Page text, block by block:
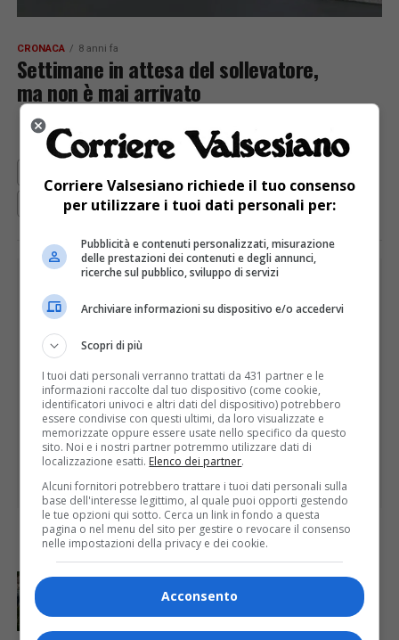
CRONACA 8 anni fa
Settimane in attesa del sollevatore,
ma non è mai arrivato
9 10
PUBBLICITÀ
ULTIME
ATTUALITÀ 19 minuti fa
Ferragosto in città a Varallo
Corriere Valsesiano richiede il tuo consenso
per utilizzare i tuoi dati personali per:
Pubblicità e contenuti personalizzati, misurazione
delle prestazioni dei contenuti e degli annunci,
ricerche sul pubblico, sviluppo di servizi
Archiviare informazioni su dispositivo e/o accedervi
Scopri di più
I tuoi dati personali verranno trattati da 431 partner e le
informazioni raccolte dal tuo dispositivo (come cookie,
identificatori univoci e altri dati del dispositivo) potrebbero
essere condivise con questi ultimi, da loro visualizzate e
memorizzate oppure essere usate nello specifico da questo
sito. Noi e i nostri partner potremmo utilizzare dati di
localizzazione esatti. Elenco dei partner.
Alcuni fornitori potrebbero trattare i tuoi dati personali sulla
base dell'interesse legittimo, al quale puoi opporti gestendo
le tue opzioni qui sotto. Cerca un link in fondo a questa
pagina o nel menu del sito per gestire o revocare il consenso
nelle impostazioni della privacy e dei cookie.
Acconsento